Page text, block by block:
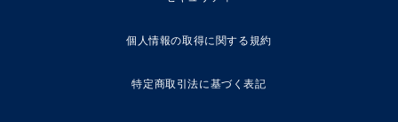
個人情報の取得に関する規約
特定商取引法に基づく表記